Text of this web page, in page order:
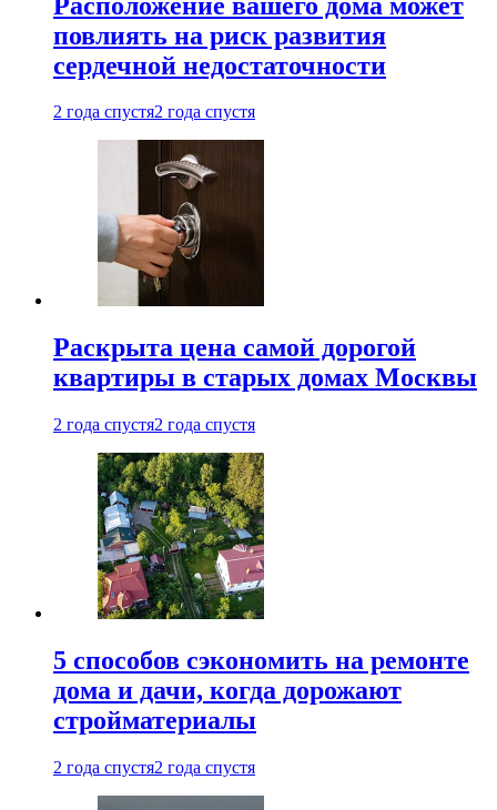
повлиять на риск развития
сердечной недостаточности
2 года спустя2 года спустя
Раскрыта цена самой дорогой
квартиры в старых домах Москвы
2 года спустя2 года спустя
5 способов сэкономить на ремонте
дома и дачи, когда дорожают
стройматериалы
2 года спустя2 года спустя